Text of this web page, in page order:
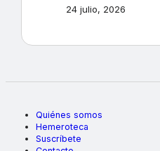
24 julio, 2026
Quiénes somos
Hemeroteca
Suscríbete